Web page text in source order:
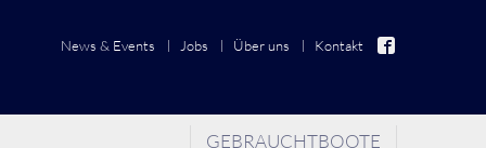
News & Events Jobs Über uns Kontakt
GEBRAUCHTBOOTE